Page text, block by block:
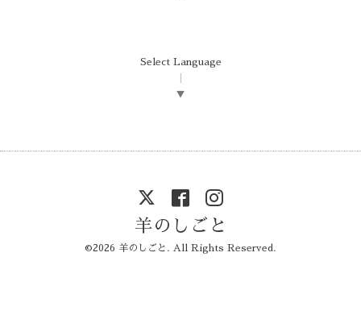
Select Language
▼
羊のしごと
©2026 羊のしごと . All Rights Reserved.